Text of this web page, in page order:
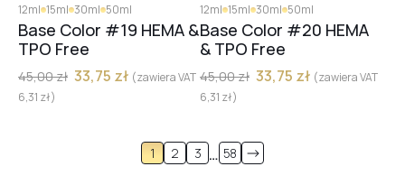
12ml 15ml 30ml 50ml
Base Color #19 HEMA &
TPO Free
45,00zł 33,75 zł (zawiera VAT
6,31 zł)
12ml 15ml 30ml 50ml
Base Color #20 HEMA
& TPO Free
45,00zł 33,75 zł (zawiera VAT
6,31 zł)
1 2 3 … 58